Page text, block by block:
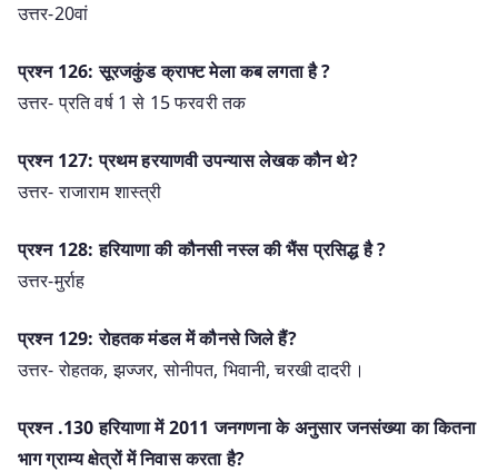
उत्तर-20वां
प्रश्न 126: सूरजकुंड क्राफ्ट मेला कब लगता है ?
उत्तर- प्रति वर्ष 1 से 15 फरवरी तक
प्रश्न 127: प्रथम हरयाणवी उपन्यास लेखक कौन थे?
उत्तर- राजाराम शास्त्री
प्रश्न 128: हरियाणा की कौनसी नस्ल की भैंस प्रसिद्ध है ?
उत्तर-मुर्राह
प्रश्न 129: रोहतक मंडल में कौनसे जिले हैं?
उत्तर- रोहतक, झज्जर, सोनीपत, भिवानी, चरखी दादरी।
प्रश्‍न .130 हरियाणा में 2011 जनगणना के अनुसार जनसंख्या का कितना
भाग ग्राम्य क्षेत्रों में निवास करता है?